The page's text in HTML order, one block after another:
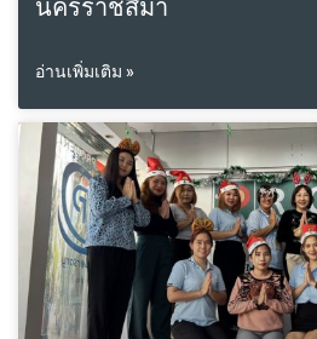
นครราชสีมา
อ่านเพิ่มเติม »